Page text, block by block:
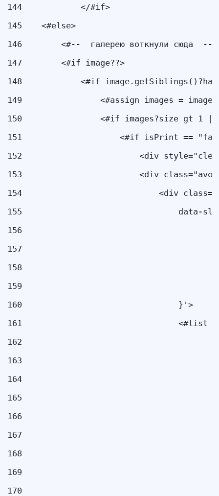
144
            </#if>
145
    <#else>
146
<#--  галерею воткнули сюда
147
        <#if image??>
148
<#if
149
<#assign images =
150
<#if images?size gt 1
151
<#if isPrint ==
152
<div
153
<div
154
<div
155
data-
156
157
158
159
160
                                }'>
161
<#list
162
163
164
165
166
167
168
169
170